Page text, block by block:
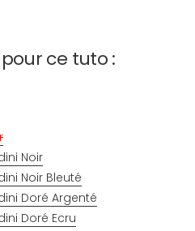
ce tuto :
Noir
Noir Bleuté
Doré Argenté
Doré Ecru